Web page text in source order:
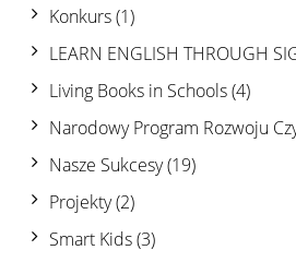
Konkurs(1)
LEARN ENGLISH THROUGH
Living Books in Schools(4)
Narodowy Program Rozwoju
Nasze Sukcesy(19)
Projekty(2)
Smart Kids(3)